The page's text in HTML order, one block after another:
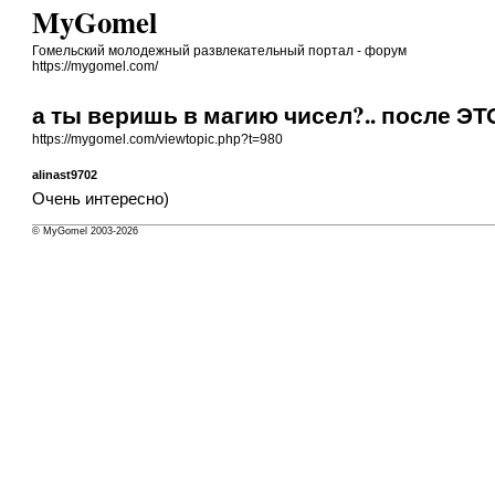
MyGomel
Гомельский молодежный развлекательный портал - форум
https://mygomel.com/
а ты веришь в магию чисел?.. после
https://mygomel.com/viewtopic.php?t=980
alinast9702
Очень интересно)
© MyGomel 2003-2026